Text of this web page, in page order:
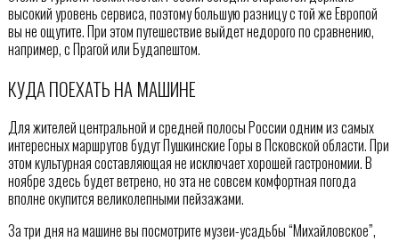
высокий уровень сервиса, поэтому большую разницу с той же Европой
вы не ощутите. При этом путешествие выйдет недорого по сравнению,
например, с Прагой или Будапештом.
КУДА ПОЕХАТЬ НА МАШИНЕ
Для жителей центральной и средней полосы России одним из самых
интересных маршрутов будут Пушкинские Горы в Псковской области. При
этом культурная составляющая не исключает хорошей гастрономии. В
ноябре здесь будет ветрено, но эта не совсем комфортная погода
вполне окупится великолепными пейзажами.
За три дня на машине вы посмотрите музеи-усадьбы “Михайловское”,